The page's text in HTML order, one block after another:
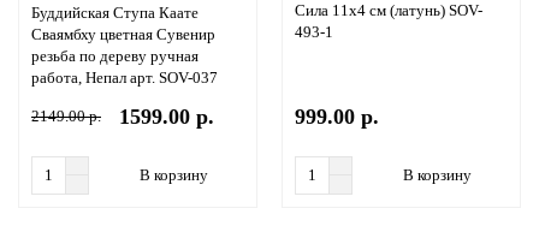
Буддийская Ступа Каате
Сваямбху цветная Сувенир
резьба по дереву ручная
работа, Непал арт. SOV-037
2149.00 р. 1599.00 р.
В корзину
Сила 11х4 см (латунь) SOV-
493-1
999.00 р.
В корзину